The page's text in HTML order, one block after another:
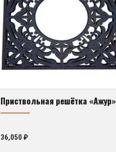
Приствольная решётка «Ажур»
36,050 ₽